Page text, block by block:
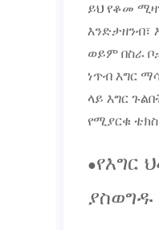
ይህ የቆመ
እንድታዘንብ፣
ወይም በስራ
ነጥብ እግር
ላይ እግር
የሚያርቁ
●የእግር
ያስወግዱ